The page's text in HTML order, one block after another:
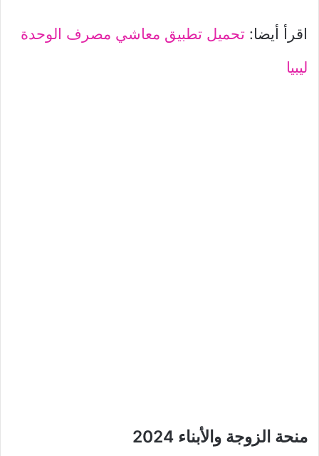
اقرأ أيضا: تحميل تطبيق معاشي مصرف الوحدة
ليبيا
منحة الزوجة والأبناء 2024